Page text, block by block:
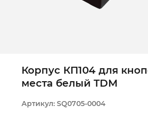
Корпус КП104 для
места белый TDM
Артикул: SQ0705-0004